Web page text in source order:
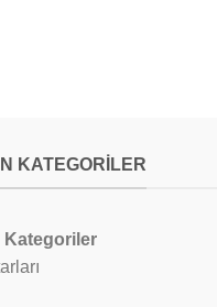
KATEGORILER
Kategoriler